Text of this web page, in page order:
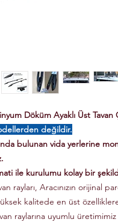
Döküm Ayaklı Üst Tavan
değildir.
bulunan vida yerlerine
ile kurulumu kolay bir
rayları, Aracınızın orijinal
kalitede en üst
raylarına uyumlu